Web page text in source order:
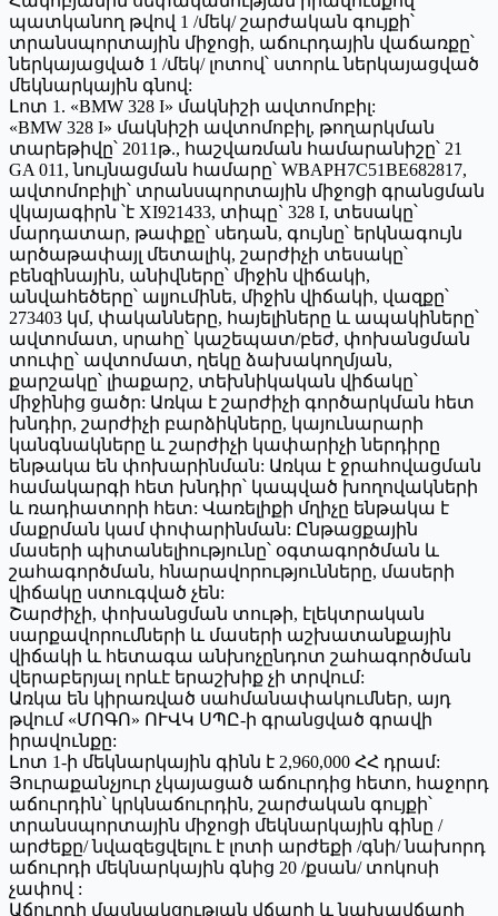
պատկանող թվով 1 /մեկ/ շարժական գույքի՝
տրանսպորտային միջոցի, աճուրդային վաճառքը՝
ներկայացված 1 /մեկ/ լոտով՝ ստորև ներկայացված
մեկնարկային գնով:
Լոտ 1. «BMW 328 I» մակնիշի ավտոմոբիլ:
«BMW 328 I» մակնիշի ավտոմոբիլ, թողարկման
տարեթիվը՝ 2011թ., հաշվառման համարանիշը՝ 21
GA 011, նույնացման համարը՝ WBAPH7C51BE682817,
ավտոմոբիլի՝ տրանսպորտային միջոցի գրանցման
վկայագիրն ՝է XI921433, տիպը` 328 I, տեսակը՝
մարդատար, թափքը՝ սեդան, գույնը՝ երկնագույն
արծաթափայլ մետալիկ, շարժիչի տեսակը՝
բենզինային, անիվները՝ միջին վիճակի,
անվահեծերը՝ ալյումինե, միջին վիճակի, վազքը՝
273403 կմ, փականները, հայելիները և ապակիները՝
ավտոմատ, սրահը՝ կաշեպատ/բեժ, փոխանցման
տուփը՝ ավտոմատ, ղեկը ձախակողմյան,
քարշակը՝ լիաքարշ, տեխնիկական վիճակը՝
միջինից ցածր: Առկա է շարժիչի գործարկման հետ
խնդիր, շարժիչի բարձիկները, կայունարարի
կանգնակները և շարժիչի կափարիչի ներդիրը
ենթակա են փոխարինման: Առկա է ջրահովացման
համակարգի հետ խնդիր՝ կապված խողովակների
և ռադիատորի հետ: Վառելիքի մղիչը ենթակա է
մաքրման կամ փոփարինման: Ընթացքային
մասերի պիտանելիությունը՝ օգտագործման և
շահագործման, հնարավորությունները, մասերի
վիճակը ստուգված չեն:
Շարժիչի, փոխանցման տութի, էլեկտրական
սարքավորումների և մասերի աշխատանքային
վիճակի և հետագա անխոչընդոտ շահագործման
վերաբերյալ որևէ երաշխիք չի տրվում:
Առկա են կիրառված սահմանափակումներ, այդ
թվում «ՄՈԳՈ» ՈՒՎԿ ՍՊԸ-ի գրանցված գրավի
իրավունքը:
Լոտ 1-ի մեկնարկային գինն է 2,960,000 ՀՀ դրամ:
Յուրաքանչյուր չկայացած աճուրդից հետո, հաջորդ
աճուրդին՝ կրկնաճուրդին, շարժական գույքի՝
տրանսպորտային միջոցի մեկնարկային գինը /
արժեքը/ նվազեցվելու է լոտի արժեքի /գնի/ նախորդ
աճուրդի մեկնարկային գնից 20 /քսան/ տոկոսի
չափով :
Աճուրդի մասնակցության վճարի և նախավճարի